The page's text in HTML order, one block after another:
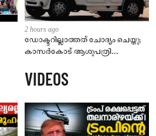
2 hours ago
ഡോക്ടറില്ലാത്തത് ചോദ്യം ചെയ്തു;
കാസർകോട് ആശുപത്രി
നാട്ടുകാർക്കെതിരെ കേസ്
VIDEOS